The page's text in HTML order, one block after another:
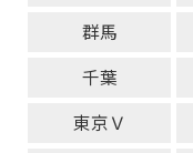
群馬
千葉
東京Ｖ